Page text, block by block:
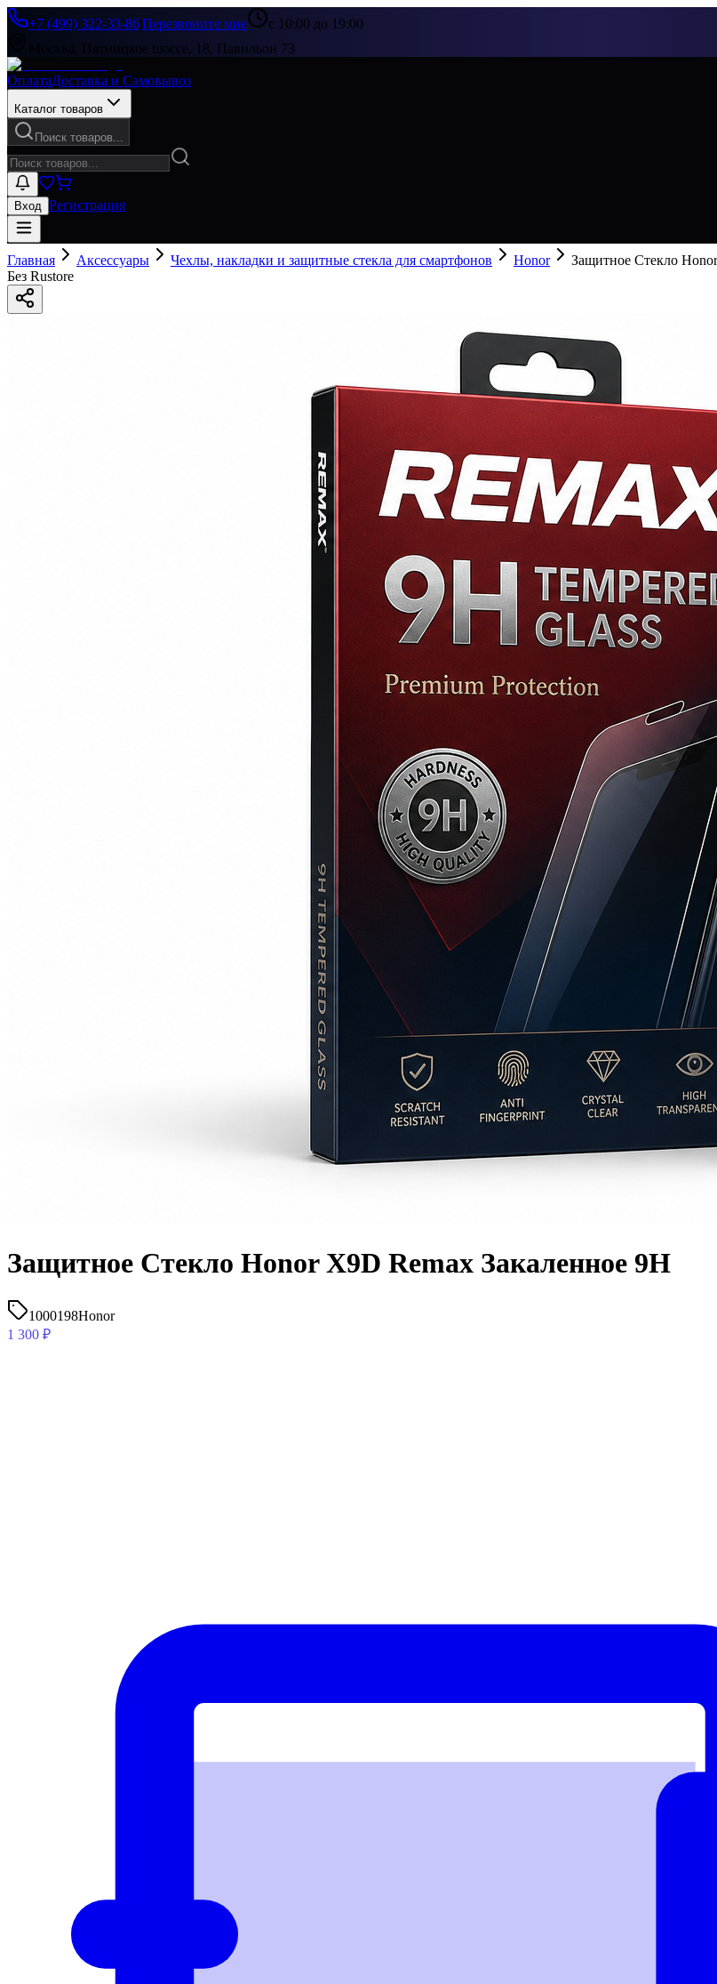
+7 (499) 322-33-86|Перезвоните мне
с 10:00 до 19:00
Москва, Пятницкое шоссе, 18, Павильон 73
ОплатаДоставка и Самовывоз
Каталог товаров
Поиск товаров...
Вход Регистрация
Главная Аксессуары Чехлы, накладки и защитные стекла для смартфонов Honor
Защитное Стекло
Без Rustore
Защитное Стекло Honor X9D Remax Закаленное 9H
1000198Honor
1 300 ₽